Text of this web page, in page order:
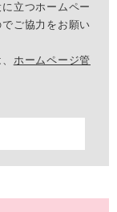
立つホームペー
ご協力をお願い
ホームページ管